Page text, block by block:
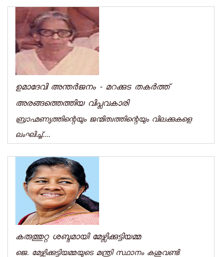
ഉമാദേവി അന്തര്‍ജനം - മറക്കുട തകര്‍ത്ത്
അരങ്ങത്തെത്തിയ വിപ്ലവകാരി
ബ്രാഹ്മണ്യത്തിന്റെയും ജന്മിത്വത്തിന്റെയും വിലക്കുകളെ
ലംഘിച്ച്....
കരുത്തുറ്റ ശബ്ദമായി മേഴ്സിക്കുട്ടിയമ്മ
ജെ. മേഴ്സിക്കുട്ടിയമ്മയുടെ മന്ത്രി സ്ഥാനം കശുവണ്ടി